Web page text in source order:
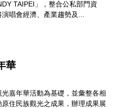
TAIPEI」，整合公私部門資
唱會經濟、產業趨勢及...
華
嘉年華活動為基礎，並彙整各相
住民族觀光之成果，辦理成果展